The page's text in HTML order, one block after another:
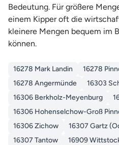
Bedeutung. Für größere
einem Kipper oft die
kleinere Mengen bequem im
können.
16278 Mark Landin
16278
16278 Angermünde
16303
16306 Berkholz-Meyenburg
16306 Hohenselchow-Groß
16306 Zichow
16307 Gartz
16307 Tantow
16909